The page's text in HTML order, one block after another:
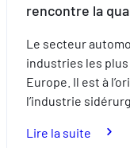
rencontre la
Le secteur
industries les
Europe. Il est à
l’industrie
Lire la suite